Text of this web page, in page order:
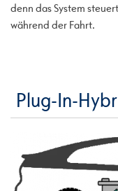
denn das System
während der Fahrt.
Plug-In-